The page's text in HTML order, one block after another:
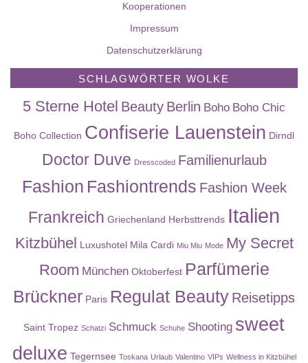
Kooperationen
Impressum
Datenschutzerklärung
SCHLAGWÖRTER WOLKE
5 Sterne Hotel Beauty Berlin Boho Boho Chic
Boho Collection Confiserie Lauenstein Dirndl
Doctor Duve Dresscoded Familienurlaub
Fashion Fashiontrends Fashion Week
Frankreich Griechenland Herbsttrends Italien
Kitzbühel Luxushotel Mila Cardi Miu Miu Mode My Secret
Room München Oktoberfest Parfümerie
Brückner Paris Regulat Beauty Reisetipps
Saint Tropez Schatzi Schmuck Schuhe Shooting sweet
deluxe Tegernsee Toskana Urlaub Valentino VIPs Wellness in Kitzbühel